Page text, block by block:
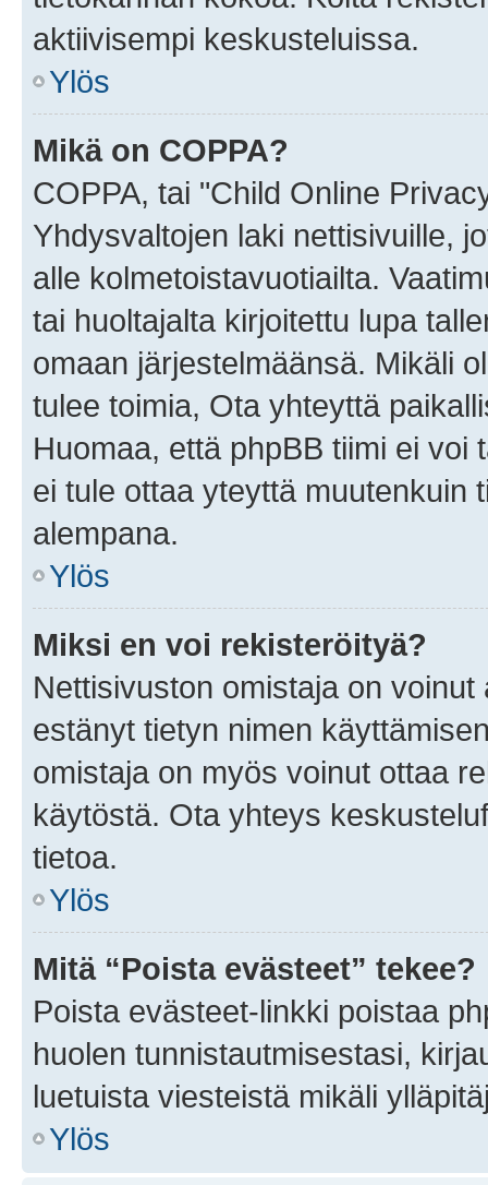
aktiivisempi keskusteluissa.
Ylös
Mikä on COPPA?
COPPA, tai "Child Online
Yhdysvaltojen laki nettisivuille,
alle kolmetoistavuotiailta.
tai huoltajalta kirjoitettu lupa
omaan järjestelmäänsä. Mikäli
tulee toimia, Ota yhteyttä
Huomaa, että phpBB tiimi ei
ei tule ottaa yteyttä muutenkuin
alempana.
Ylös
Miksi en voi rekisteröityä?
Nettisivuston omistaja on
estänyt tietyn nimen
omistaja on myös voinut ottaa
käytöstä. Ota yhteys
tietoa.
Ylös
Mitä “Poista evästeet” tekee?
Poista evästeet-linkki poistaa
huolen tunnistautmisestasi,
luetuista viesteistä mikäli
Ylös